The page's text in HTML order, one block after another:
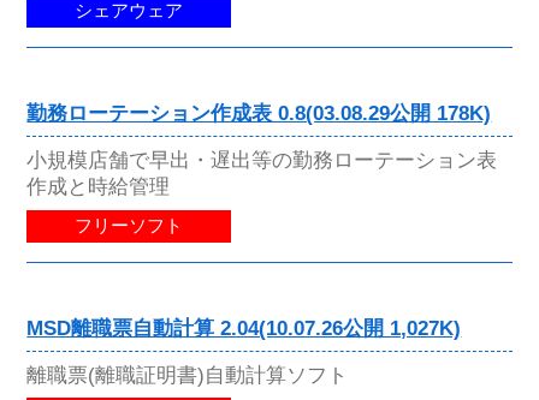
シェアウェア
勤務ローテーション作成表 0.8(03.08.29公開 178K)
小規模店舗で早出・遅出等の勤務ローテーション表
作成と時給管理
フリーソフト
MSD離職票自動計算 2.04(10.07.26公開 1,027K)
離職票(離職証明書)自動計算ソフト